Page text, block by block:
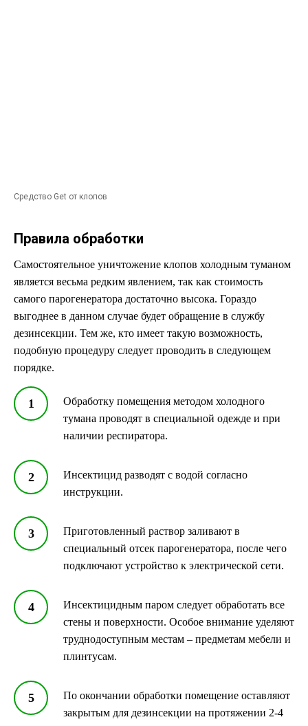
Средство Get от клопов
Правила обработки
Самостоятельное уничтожение клопов холодным туманом
является весьма редким явлением, так как стоимость
самого парогенератора достаточно высока. Гораздо
выгоднее в данном случае будет обращение в службу
дезинсекции. Тем же, кто имеет такую возможность,
подобную процедуру следует проводить в следующем
порядке.
Обработку помещения методом холодного
тумана проводят в специальной одежде и при
наличии респиратора.
Инсектицид разводят с водой согласно
инструкции.
Приготовленный раствор заливают в
специальный отсек парогенератора, после чего
подключают устройство к электрической сети.
Инсектицидным паром следует обработать все
стены и поверхности. Особое внимание уделяют
труднодоступным местам – предметам мебели и
плинтусам.
По окончании обработки помещение оставляют
закрытым для дезинсекции на протяжении 2-4